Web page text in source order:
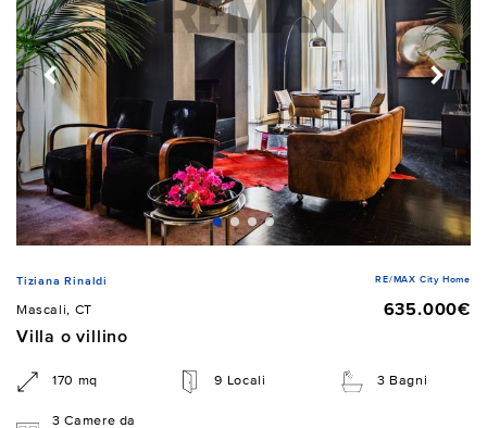
Tiziana Rinaldi RE/MAX City Home
Mascali, CT
635.000€
Villa o villino
170 mq 9 Locali 3 Bagni
3 Camere da